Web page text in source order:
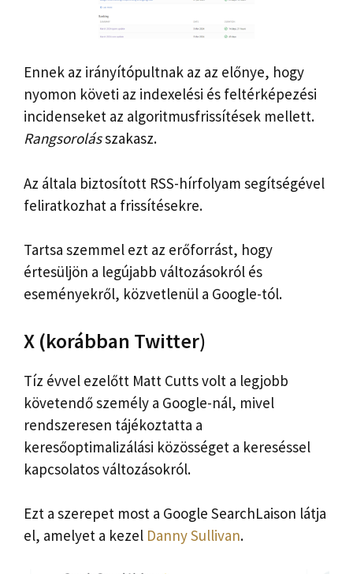
Ennek az irányítópultnak az az előnye, hogy
nyomon követi az indexelési és feltérképezési
incidenseket az algoritmusfrissítések mellett.
Rangsorolásszakasz.
Az általa biztosított RSS-hírfolyam segítségével
feliratkozhat a frissítésekre.
Tartsa szemmel ezt az erőforrást, hogy
értesüljön a legújabb változásokról és
eseményekről, közvetlenül a Google-tól.
X (korábban Twitter)
Tíz évvel ezelőtt Matt Cutts volt a legjobb
követendő személy a Google-nál, mivel
rendszeresen tájékoztatta a
keresőoptimalizálási közösséget a kereséssel
kapcsolatos változásokról.
Ezt a szerepet most a Google SearchLaison látja
el, amelyet a kezel Danny Sullivan.